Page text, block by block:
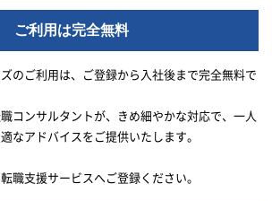
ご利用は完全無料
のご利用は、ご登録から入社後まで完全無料で
コンサルタントが、きめ細やかな対応で、一人
なアドバイスをご提供いたします。
職支援サービスへご登録ください。